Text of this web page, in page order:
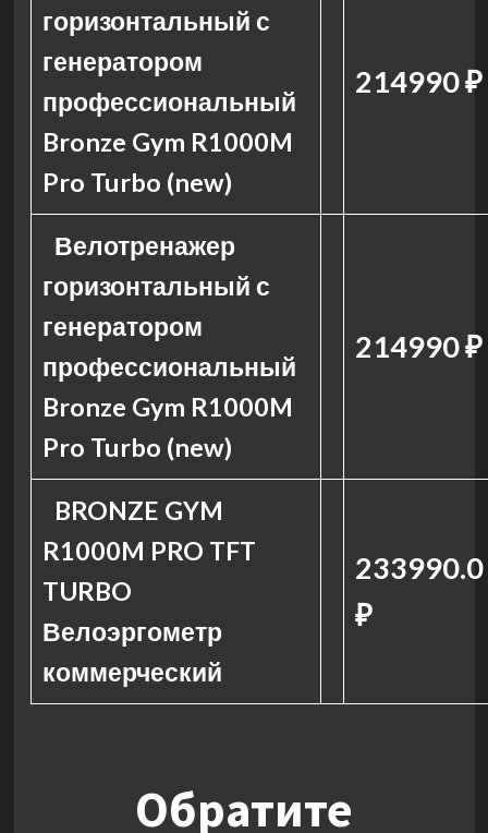
горизонтальный с
генератором
профессиональный
Bronze Gym R1000M
Pro Turbo (new)
214990 ₽
Велотренажер
горизонтальный с
генератором
профессиональный
Bronze Gym R1000M
Pro Turbo (new)
214990 ₽
BRONZE GYM
R1000M PRO TFT
TURBO
Велоэргометр
коммерческий
233990.0
₽
Обратите